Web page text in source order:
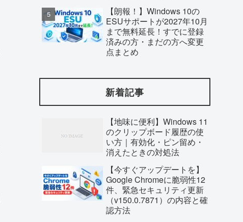
【朗報！】Windows 10の
ESUサポートが2027年10月
まで無料延長！すでに登録
済みの方・まだの方へ変更
点まとめ
新着記事
【地味に便利】Windows 11
のクリップボード履歴の使
い方｜有効化・ピン留め・
消えたときの対処法
【今すぐアップデートを】
Google Chromeに脆弱性12
件、緊急セキュリティ更新
（v150.0.7871）の内容と確
認方法